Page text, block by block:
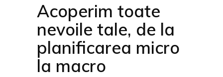
Acoperim toate
nevoile tale, de la
planificarea micro
la macro